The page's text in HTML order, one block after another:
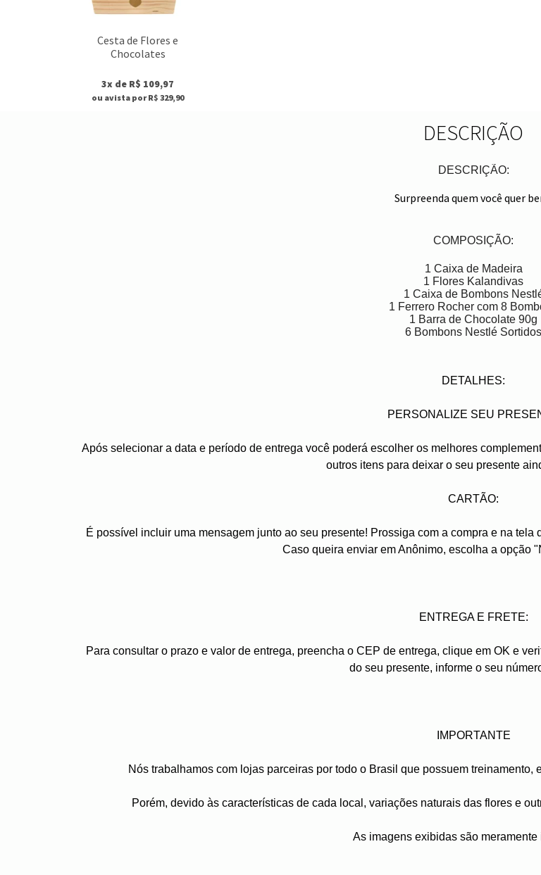
Cesta de Flores e
Chocolates
3x de R$ 109,97
ou avista por R$ 329,90
DESCRIÇÃO
DESCRIÇÃO:
Surpreenda quem você quer
COMPOSIÇÃO:
1 Caixa de Madeira
1 Flores Kalandivas
1 Caixa de Bombons
1 Ferrero Rocher com 8
1 Barra de Chocolate 90g
6 Bombons Nestlé Sortidos
DETALHES:
PERSONALIZE SEU
Após selecionar a data e período de entrega você poderá escolher os melhores
outros itens para deixar o seu presente
CARTÃO:
É possível incluir uma mensagem junto ao seu presente! Prossiga com a compra e na
Caso queira enviar em Anônimo, escolha a opção
ENTREGA E FRETE:
Para consultar o prazo e valor de entrega, preencha o CEP de entrega, clique em OK e
do seu presente, informe o seu
IMPORTANTE
Nós trabalhamos com lojas parceiras por todo o Brasil que possuem
Porém, devido às características de cada local, variações naturais das flores e
As imagens exibidas são meramente